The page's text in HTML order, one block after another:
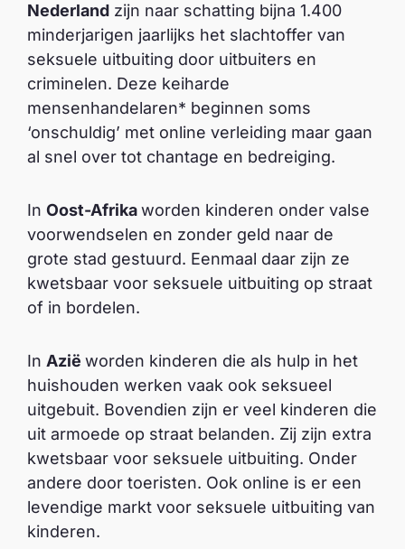
Nederland zijn naar schatting bijna 1.400
minderjarigen jaarlijks het slachtoffer van
seksuele uitbuiting door uitbuiters en
criminelen. Deze keiharde
mensenhandelaren* beginnen soms
‘onschuldig’ met online verleiding maar gaan
al snel over tot chantage en bedreiging.
In Oost-Afrikaworden kinderen onder valse
voorwendselen en zonder geld naar de
grote stad gestuurd. Eenmaal daar zijn ze
kwetsbaar voor seksuele uitbuiting op straat
of in bordelen.
In Azië worden kinderen die als hulp in het
huishouden werken vaak ook seksueel
uitgebuit. Bovendien zijn er veel kinderen die
uit armoede op straat belanden. Zij zijn extra
kwetsbaar voor seksuele uitbuiting. Onder
andere door toeristen. Ook online is er een
levendige markt voor seksuele uitbuiting van
kinderen.